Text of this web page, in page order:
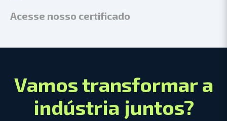
Acesse nosso certificado
Vamos transformar a
indústria juntos?